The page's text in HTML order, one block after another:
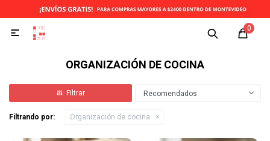
0

ORGANIZACIÓN DE COCINA
Recomendados
Filtrando por: Organización de cocina